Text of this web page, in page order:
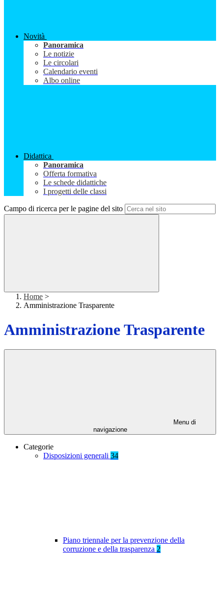
Novità
Panoramica
Le notizie
Le circolari
Calendario eventi
Albo online
Didattica
Panoramica
Offerta formativa
Le schede didattiche
I progetti delle classi
Campo di ricerca per le pagine del sito
Home >
Amministrazione Trasparente
Amministrazione Trasparente
Menu di
navigazione
Categorie
Disposizioni generali 34
Piano triennale per la prevenzione della
corruzione e della trasparenza 2